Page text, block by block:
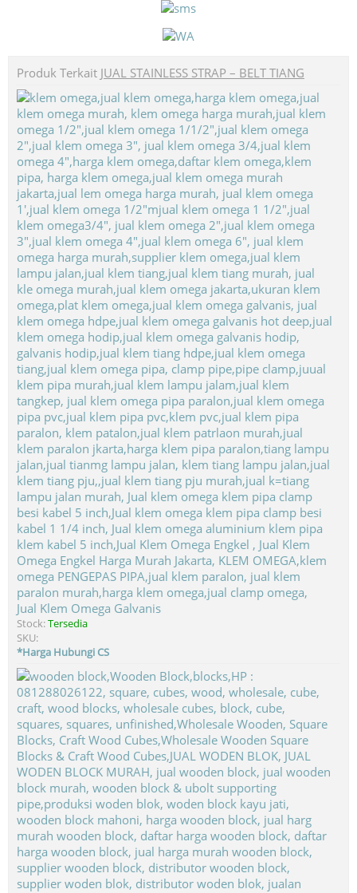
Produk Terkait JUAL STAINLESS STRAP – BELT TIANG
Jual Klem Omega Galvanis
Stock:Tersedia
SKU:
*Harga Hubungi CS